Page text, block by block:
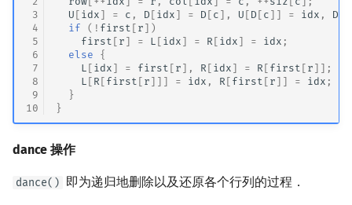
3
4
5
6
7
8
9
10
U [ idx ] = c , D [ idx ] = D [ c ], U [ D [ c ]] = idx , D
if
( ! first [ r ])
first [ r ] = L [ idx ] = R [ idx ] = idx ;
else
{
L [ idx ] = first [ r ], R [ idx ] = R [ first [ r ]];
L [ R [ first [ r ]]] = idx , R [ first [ r ]] = idx ;
}
}
dance 操作
dance() 即为递归地删除以及还原各个行列的过程．